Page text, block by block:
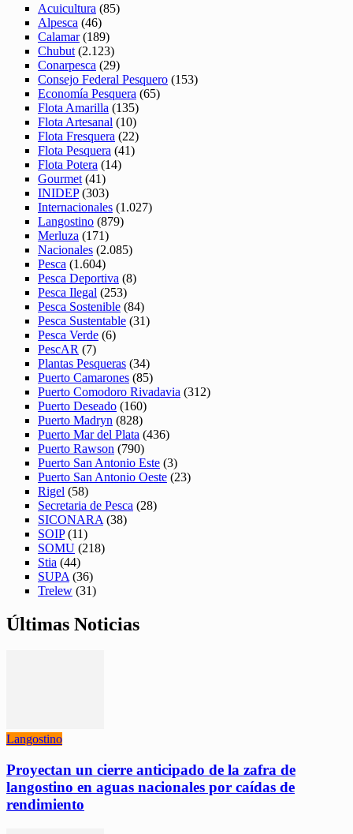
Acuicultura (85)
Alpesca (46)
Calamar(189)
Chubut (2.123)
Conarpesca (29)
Consejo Federal Pesquero (153)
Economía Pesquera (65)
Flota Amarilla (135)
Flota Artesanal (10)
Flota Fresquera (22)
Flota Pesquera (41)
Flota Potera (14)
Gourmet (41)
INIDEP(303)
Internacionales (1.027)
Langostino (879)
Merluza (171)
Nacionales (2.085)
Pesca (1.604)
Pesca Deportiva (8)
Pesca Ilegal (253)
Pesca Sostenible (84)
Pesca Sustentable (31)
Pesca Verde (6)
PescAR (7)
Plantas Pesqueras (34)
Puerto Camarones (85)
Puerto Comodoro Rivadavia (312)
Puerto Deseado (160)
Puerto Madryn (828)
Puerto Mar del Plata (436)
Puerto Rawson (790)
Puerto San Antonio Este (3)
Puerto San Antonio Oeste (23)
Rigel (58)
Secretaria de Pesca (28)
SICONARA (38)
SOIP(11)
SOMU (218)
Stia (44)
SUPA (36)
Trelew (31)
Últimas Noticias
Langostino
Proyectan un cierre anticipado de la zafra de
langostino en aguas nacionales por caídas de
rendimiento